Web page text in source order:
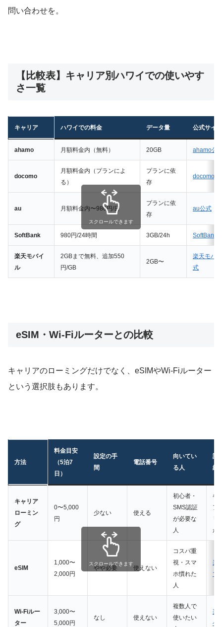
問い合わせを。
【比較表】キャリア別ハワイでの使いやす
さ一覧
キャリア ハワイでの料金 データ量 公式サイト
ahamo 月額料金内（無料） 20GB ahamo公
docomo
月額料金内（プランによ
る）
プランに依
存
docomo公
au 月額料金内〜980円/日
プランに依
存
au公式
SoftBank 980円/24時間 3GB/24h SoftBank
楽天モバイ
ル
2GBまで無料、追加550
円/GB
2GB〜
楽天モバ
式
スクロールできます
eSIM・Wi-Fiルーターとの比較
キャリアのローミングだけでなく、eSIMやWi-Fiルーター
という選択肢もあります。
方法
料金目安
（5泊7
日）
設定の手
間
電話番号
向いてい
る人
詳
続
キャリア
ローミン
グ
0〜5,000
円
少ない 使える
初心者・
SMS認証
が必要な
人
各
ア
リ
か
eSIM
1,000〜
2,000円
やや必要 使えない
コスパ重
視・スマ
ホ慣れた
人
楽
で
Wi-Fiルー
ター
3,000〜
5,000円
なし 使えない
複数人で
使いたい
楽
ベ
スクロールできます